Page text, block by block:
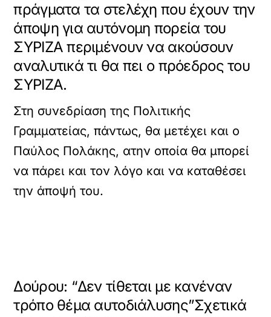
πράγματα τα στελέχη που έχουν την
άποψη για αυτόνομη πορεία του
ΣΥΡΙΖΑ περιμένουν να ακούσουν
αναλυτικά τι θα πει ο πρόεδρος του
ΣΥΡΙΖΑ.
Στη συνεδρίαση της Πολιτικής
Γραμματείας, πάντως, θα μετέχει και ο
Παύλος Πολάκης, ατην οποία θα μπορεί
να πάρει και τον λόγο και να καταθέσει
την άποψή του.
Δούρου: “Δεν τίθεται με κανέναν
τρόπο θέμα αυτοδιάλυσης”Σχετικά